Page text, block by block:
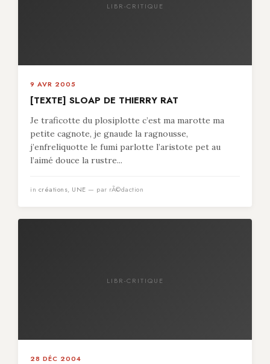
LIBR-CRITIQUE
9 AVR 2005
[TEXTE] SLOAP DE THIERRY RAT
Je traficotte du plosiplotte c’est ma marotte ma
petite cagnote, je gnaude la ragnousse,
j’enfreliquotte le fumi parlotte l’aristote pet au
l’aimé douce la rustre...
in créations, UNE — par rÃ©daction
LIBR-CRITIQUE
28 DÉC 2004